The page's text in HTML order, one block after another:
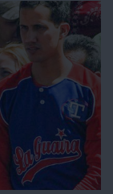
luz só voltará
assegurou o
pequenas
de energia
decisivo"
treinadores
Popovic,